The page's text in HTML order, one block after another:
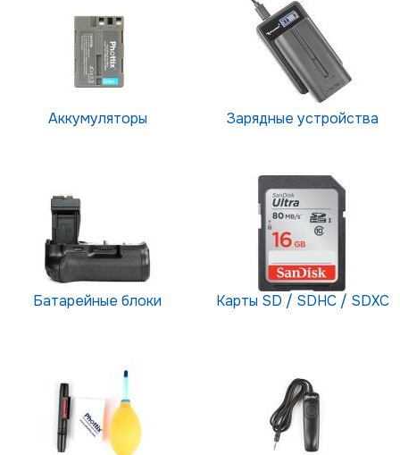
Аккумуляторы Зарядные устройства
Батарейные блоки Карты SD / SDHC / SDXC